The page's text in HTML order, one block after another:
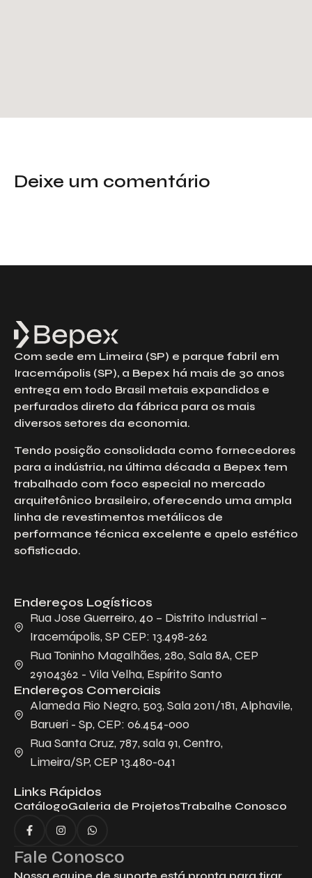
Deixe um comentário
Com sede em Limeira (SP) e parque fabril em
Iracemápolis (SP), a Bepex há mais de 30 anos
entrega em todo Brasil metais expandidos e
perfurados direto da fábrica para os mais
diversos setores da economia.
Tendo posição consolidada como fornecedores
para a indústria, na última década a Bepex tem
trabalhado com foco especial no mercado
arquitetônico brasileiro, oferecendo uma ampla
linha de revestimentos metálicos de
performance técnica excelente e apelo estético
sofisticado.
Endereços Logísticos
Rua Jose Guerreiro, 40 – Distrito Industrial –
Iracemápolis, SP CEP: 13.498-262
Rua Toninho Magalhães, 280, Sala 8A, CEP
29104362 - Vila Velha, Espírito Santo
Endereços Comerciais
Alameda Rio Negro, 503, Sala 2011/181, Alphavile,
Barueri - Sp, CEP: 06.454-000
Rua Santa Cruz, 787, sala 91, Centro,
Limeira/SP, CEP 13.480-041
Links Rápidos
CatálogoGaleria de ProjetosTrabalhe Conosco
Fale Conosco
Nossa equipe de suporte está pronta para tirar